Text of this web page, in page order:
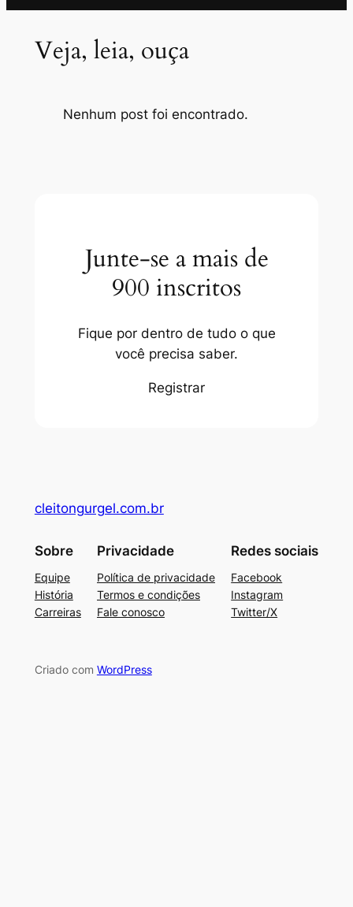
Veja, leia, ouça
Nenhum post foi encontrado.
Junte-se a mais de
900 inscritos
Fique por dentro de tudo o que
você precisa saber.
Registrar
cleitongurgel.com.br
Sobre
Equipe
História
Carreiras
Privacidade
Política de privacidade
Termos e condições
Fale conosco
Redes sociais
Facebook
Instagram
Twitter/X
Criado com WordPress